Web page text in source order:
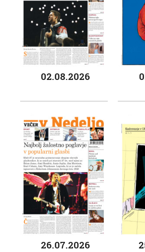
02.08.2026
26.07.2026